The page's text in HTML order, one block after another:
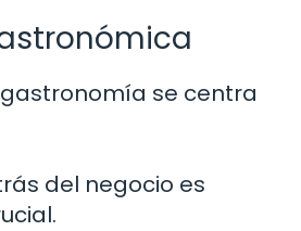
se centra
del negocio es